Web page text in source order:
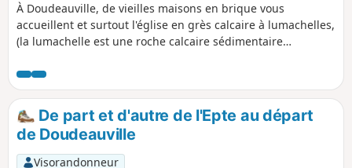
À Doudeauville, de vieilles maisons en brique vous
accueillent et surtout l'église en grès calcaire à lumachelles,
(la lumachelle est une roche calcaire sédimentaire
de mollusques, généralement un marbre avec des débris
de coquilles). Le circuit permet de découvrir de beaux
points de vue sur le bocage de l'Epte, le Pont de Coq et bien
d'autres curiosités pour l’œil.
De part et d'autre de l'Epte au départ
de Doudeauville
Visorandonneur